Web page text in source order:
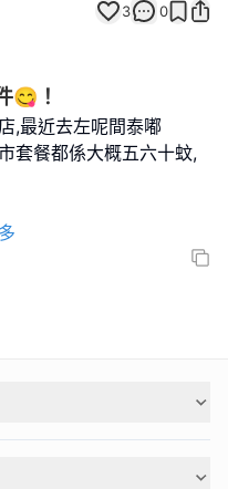
3 0
😋！
,最近去左呢間泰嘟
套餐都係大概五六十蚊,